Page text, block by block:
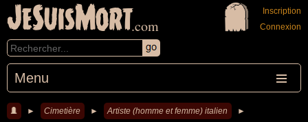
JeSuisMort.com
Menu
Inscription
Connexion
► Cimetière ► Artiste (homme et femme) italien ►